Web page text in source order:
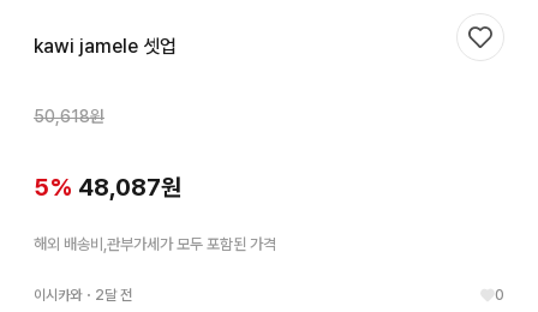
kawi jamele 셋업
50,618원
5% 48,087원
해외 배송비,관부가세가 모두 포함된 가격
이시카와・ 2달 전 0
찜하기